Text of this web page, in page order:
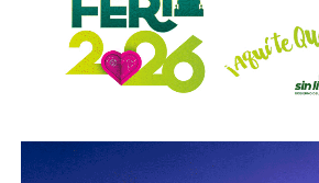
obligaciones alimentarias.
Para estas conductas se contempla
meses a tres años de prisión, además
Medida y Actualización (UMA).